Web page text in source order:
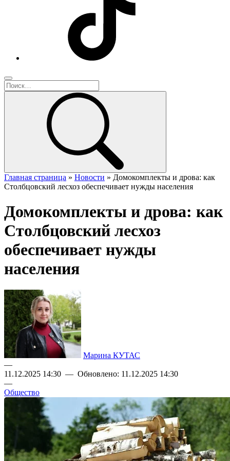
Главная страница » Новости » Домокомплекты и дрова: как
Столбцовский лесхоз обеспечивает нужды населения
Домокомплекты и дрова: как
Столбцовский лесхоз
обеспечивает нужды
населения
Марина КУТАС
—
11.12.2025 14:30 — Обновлено: 11.12.2025 14:30
—
Общество